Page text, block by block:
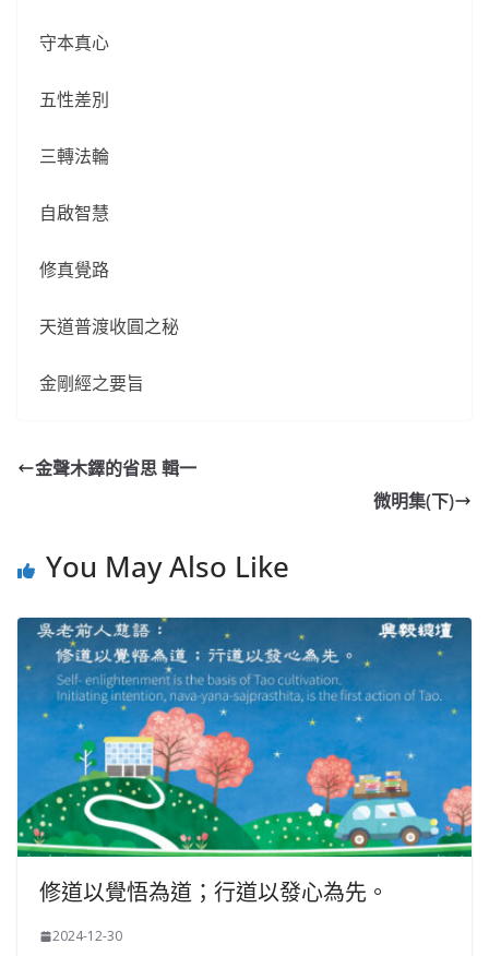
守本真心
五性差別
三轉法輪
自啟智慧
修真覺路
天道普渡收圓之秘
金剛經之要旨
金聲木鐸的省思 輯一
微明集(下)
You May Also Like
修道以覺悟為道；行道以發心為先。
2024-12-30